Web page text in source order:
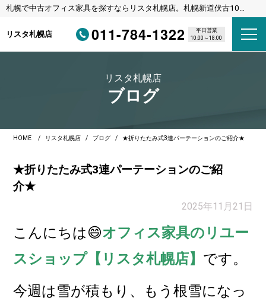
札幌で中古オフィス家具を探すならリスタ札幌店。札幌新道伏古10
リスタ札幌店
011-784-1322
平日営業
10:00～18:00
リスタ札幌店
ブログ
HOME リスタ札幌店 ブログ ★折りたたみ式3連パーテーションのご紹介★
★折りたたみ式3連パーテーションのご紹
介★
2025年11月21日
こんに ちは😄オフィス家具のリユー
スショップ【リスタ札幌店】 です。
今週は雪が積もり、もう根雪になっ